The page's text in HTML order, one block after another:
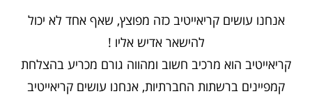
אנחנו עושים קריאייטיב כזה מפוצץ, שאף אחד לא יכול
להישאר אדיש אליו !
קריאייטיב הוא מרכיב חשוב ומהווה גורם מכריע בהצלחת
קמפיינים ברשתות החברתיות, אנחנו עושים קריאייטיב